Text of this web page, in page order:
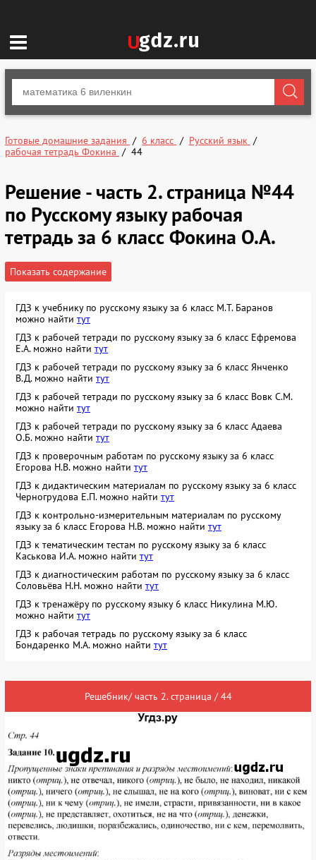
Готовые домашние задания 6 класс
Русский язык
рабочая тетрадь Фокина
44
Решение - часть 2. страница №44
по Русскому языку рабочая
тетрадь за 6 класс Фокина О.А.
Показать содержание
ГДЗ к учебнику по русскому языку за 6 класс М.Т. Баранов
можно найти тут
ГДЗ к рабочей тетради по русскому языку за 6 класс Ефремова
Е.А. можно найти тут
ГДЗ к рабочей тетради по русскому языку за 6 класс Янченко
В.Д. можно найти тут
ГДЗ к рабочей тетради по русскому языку за 6 класс Вовк С.М.
можно найти тут
ГДЗ к рабочей тетради по русскому языку за 6 класс Адаева
О.Б. можно найти тут
ГДЗ к проверочным работам по русскому языку за 6 класс
Егорова Н.В. можно найти тут
ГДЗ к дидактическим материалам по русскому языку за 6 класс
Черногрудова Е.П. можно найти тут
ГДЗ к контрольно-измерительным материалам по русскому
языку за 6 класс Егорова Н.В. можно найти тут
ГДЗ к тематическим тестам по русскому языку за 6 класс
Каськова И.А. можно найти тут
ГДЗ к диагностическим работам по русскому языку за 6 класс
Соловьёва Н.Н. можно найти тут
ГДЗ к тренажёру по русскому языку 6 класс Никулина М.Ю.
можно найти тут
ГДЗ к рабочая тетрадь по русскому языку за 6 класс
Бондаренко М.А. можно найти тут
Решебник/ часть 2. страница / 44